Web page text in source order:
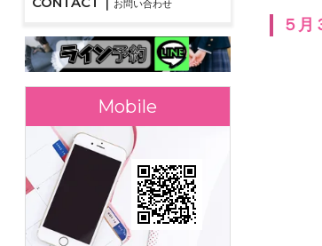
５月
お問い合わせ
モバイルサイト